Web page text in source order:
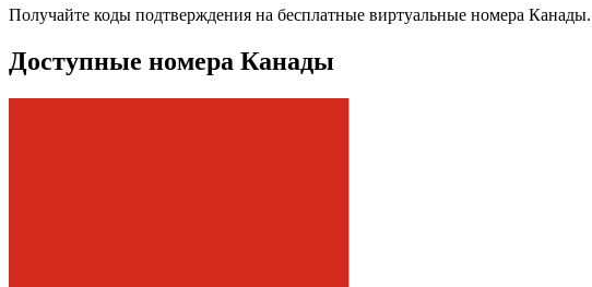
Получайте коды подтверждения на бесплатные виртуальные номера Канады
Доступные номера Канады